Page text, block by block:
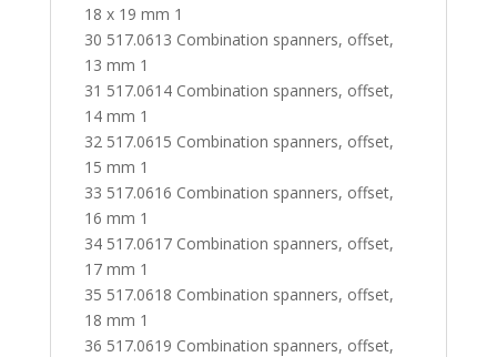
18 x 19 mm 1
30 517.0613 Combination spanners, offset,
13 mm 1
31 517.0614 Combination spanners, offset,
14 mm 1
32 517.0615 Combination spanners, offset,
15 mm 1
33 517.0616 Combination spanners, offset,
16 mm 1
34 517.0617 Combination spanners, offset,
17 mm 1
35 517.0618 Combination spanners, offset,
18 mm 1
36 517.0619 Combination spanners, offset,